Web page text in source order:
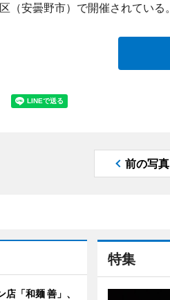
（安曇野市）で開催されている。
前の写真
特集
「和麺 善」、